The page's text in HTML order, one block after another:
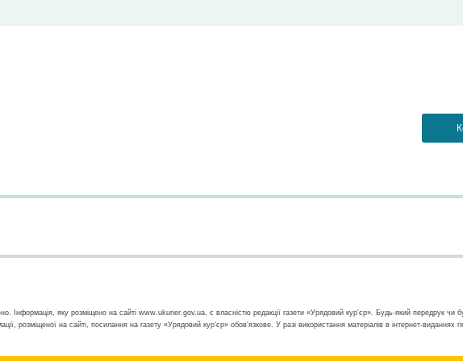
Інформація, яку розміщено на сайті www.ukurier.gov.ua, є власністю редакції газети «Урядовий кур'єр». Будь-який передрук чи
розміщеної на сайті, посилання на газету «Урядовий кур’єр» обов'язкове. У разі використання матеріалів в інтернет-